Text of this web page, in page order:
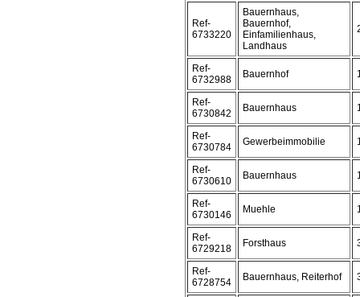
Ref-
6733220
Bauernhaus,
Bauernhof,
Einfamilienhaus,
Landhaus
Ref-
6732988
Bauernhof
Ref-
6730842
Bauernhaus
Ref-
6730784
Gewerbeimmobilie
Ref-
6730610
Bauernhaus
Ref-
6730146
Muehle
Ref-
6729218
Forsthaus
Ref-
6728754
Bauernhaus, Reiterhof